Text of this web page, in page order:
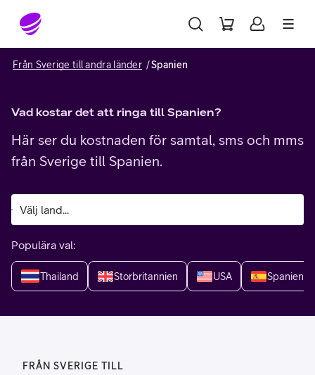
Gå till sidans innehåll
Från Sverige till andra länder Spanien
Vad kostar det att ringa till Spanien?
Här ser du kostnaden för samtal, sms och mms
från Sverige till Spanien.
Populära val:
Thailand Storbritannien USA Spanien
FRÅN SVERIGE TILL